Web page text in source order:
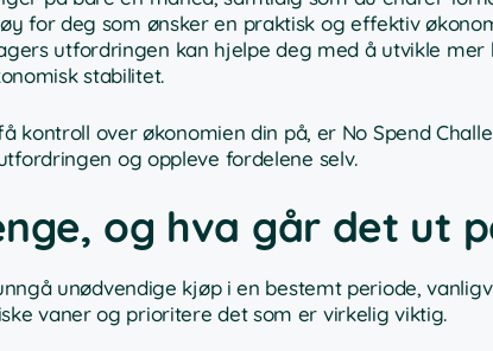
for deg som ønsker en praktisk og effektiv
utfordringen kan hjelpe deg med å utvikle mer
stabilitet.
kontroll over økonomien din på, er No Spend
og oppleve fordelene selv.
og hva går det ut
unødvendige kjøp i en bestemt periode,
vaner og prioritere det som er virkelig viktig.